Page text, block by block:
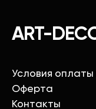
ART-
Условия оплаты
Оферта
Контакты